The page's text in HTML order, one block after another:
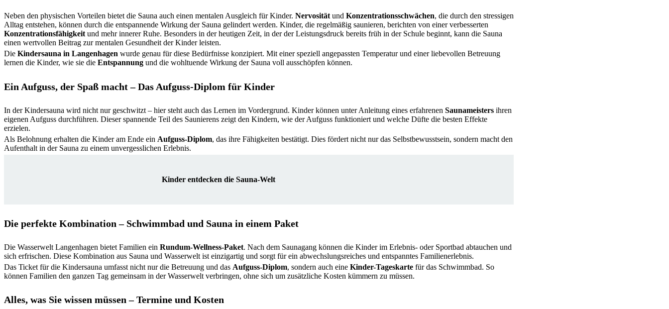
Neben den physischen Vorteilen bietet die Sauna auch einen mentalen Ausgleich für Kinder. Nervositätund Konzentrationsschwächen, die durch den stressigen
Alltag entstehen, können durch die entspannende Wirkung der Sauna gelindert werden. Kinder, die regelmäßig saunieren, berichten von einer verbesserten
Konzentrationsfähigkeitund mehr innerer Ruhe. Besonders in der heutigen Zeit, in der der Leistungsdruck bereits früh in der Schule beginnt, kann die Sauna
einen wertvollen Beitrag zur mentalen Gesundheit der Kinder leisten.
Die Kindersauna in Langenhagen wurde genau für diese Bedürfnisse konzipiert. Mit einer speziell angepassten Temperatur und einer liebevollen Betreuung
lernen die Kinder, wie sie die Entspannung und die wohltuende Wirkung der Sauna voll ausschöpfen können.
Ein Aufguss, der Spaß macht – Das Aufguss-Diplom für Kinder
In der Kindersauna wird nicht nur geschwitzt – hier steht auch das Lernen im Vordergrund. Kinder können unter Anleitung eines erfahrenen Saunameisters ihren
eigenen Aufguss durchführen. Dieser spannende Teil des Saunierens zeigt den Kindern, wie der Aufguss funktioniert und welche Düfte die besten Effekte
erzielen.
Als Belohnung erhalten die Kinder am Ende ein Aufguss-Diplom, das ihre Fähigkeiten bestätigt. Dies fördert nicht nur das Selbstbewusstsein, sondern macht den
Aufenthalt in der Sauna zu einem unvergesslichen Erlebnis.
Kinder entdecken die Sauna-Welt
Die perfekte Kombination – Schwimmbad und Sauna in einem Paket
Die Wasserwelt Langenhagen bietet Familien ein Rundum-Wellness-Paket. Nach dem Saunagang können die Kinder im Erlebnis- oder Sportbad abtauchen und
sich erfrischen. Diese Kombination aus Sauna und Wasserwelt ist einzigartig und sorgt für ein abwechslungsreiches und entspanntes Familienerlebnis.
Das Ticket für die Kindersauna umfasst nicht nur die Betreuung und das Aufguss-Diplom, sondern auch eine Kinder-Tageskarte für das Schwimmbad. So
können Familien den ganzen Tag gemeinsam in der Wasserwelt verbringen, ohne sich um zusätzliche Kosten kümmern zu müssen.
Alles, was Sie wissen müssen – Termine und Kosten